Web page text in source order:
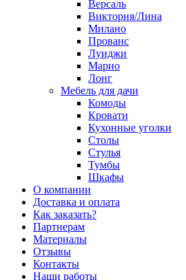
Версаль
Виктория/Лина
Милано
Прованс
Луиджи
Марио
Лонг
Мебель для дачи
Комоды
Кровати
Кухонные уголки
Столы
Стулья
Тумбы
Шкафы
О компании
Доставка и оплата
Как заказать?
Партнерам
Материалы
Отзывы
Контакты
Наши работы